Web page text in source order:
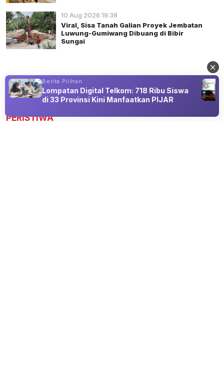
10 Aug 2026 19:38
Viral, Sisa Tanah Galian Proyek Jembatan
Luwung-Gumiwang Dibuang di Bibir
Sungai
Advertisement
PERISTIWA
Berita Pilihan
Lompatan Digital Telkom: 718 Ribu Siswa
di 33 Provinsi Kini Manfaatkan PIJAR